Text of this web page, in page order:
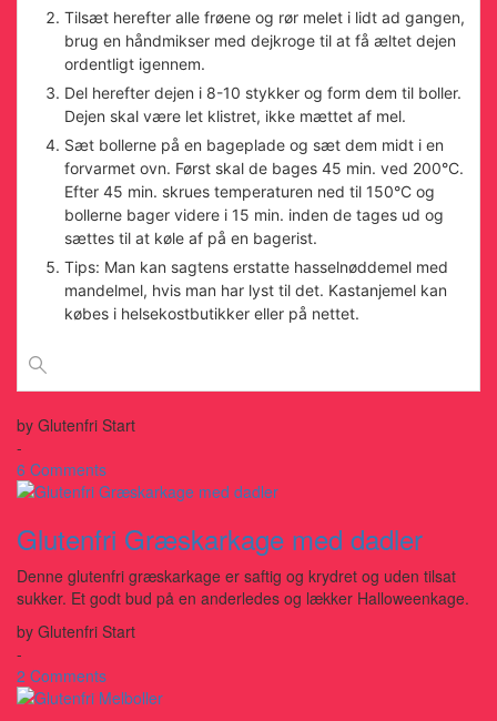
Tilsæt herefter alle frøene og rør melet i lidt ad gangen,
brug en håndmikser med dejkroge til at få æltet dejen
ordentligt igennem.
Del herefter dejen i 8-10 stykker og form dem til boller.
Dejen skal være let klistret, ikke mættet af mel.
Sæt bollerne på en bageplade og sæt dem midt i en
forvarmet ovn. Først skal de bages 45 min. ved 200°C.
Efter 45 min. skrues temperaturen ned til 150°C og
bollerne bager videre i 15 min. inden de tages ud og
sættes til at køle af på en bagerist.
Tips: Man kan sagtens erstatte hasselnøddemel med
mandelmel, hvis man har lyst til det. Kastanjemel kan
købes i helsekostbutikker eller på nettet.
by Glutenfri Start
-
6 Comments
Glutenfri Græskarkage med dadler
Denne glutenfri græskarkage er saftig og krydret og uden tilsat
sukker. Et godt bud på en anderledes og lækker Halloweenkage.
by Glutenfri Start
-
2 Comments